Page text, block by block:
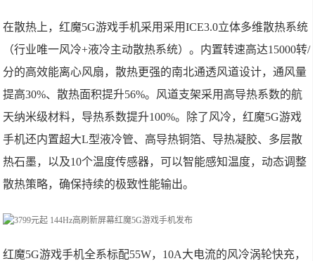
在散热上，红魔5G游戏手机采用采用ICE3.0立体多维散热系统
（行业唯一风冷+液冷主动散热系统）。内置转速高达15000转/
分的高效能离心风扇，散热更强的南北通透风道设计，通风量
提高30%、散热面积提升56%。风道支架采用高导热系数的航
天纳米级材料，导热系数提升100%。除了风冷，红魔5G游戏
手机还内置超大L型液冷管、高导热铜箔、导热凝胶、多层散
热石墨，以及10个温度传感器，可以智能感知温度，动态调整
散热策略，确保持续的极致性能输出。
红魔5G游戏手机全系标配55W，10A大电流的风冷涡轮快充，